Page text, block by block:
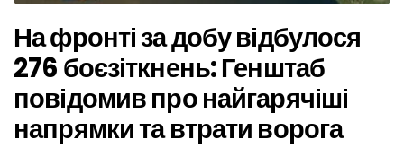
На фронті за добу відбулося
276 боєзіткнень: Генштаб
повідомив про найгарячіші
напрямки та втрати ворога